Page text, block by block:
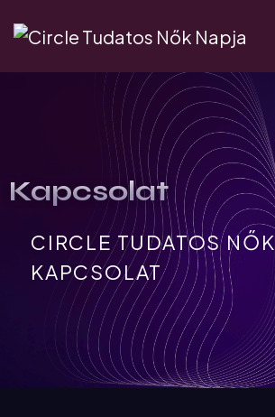
Kapcsolat
CIRCLE TUDATOS NŐK
KAPCSOLAT